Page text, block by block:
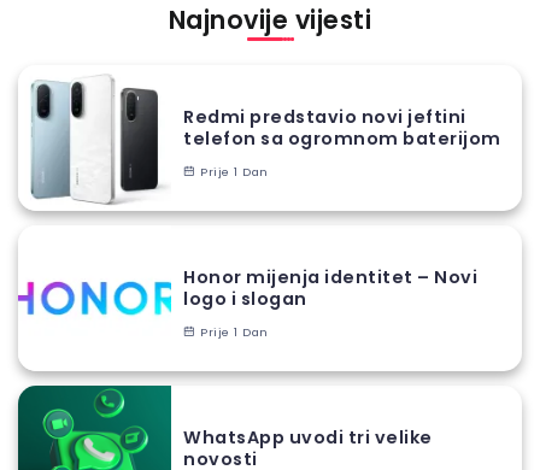
Najnovije vijesti
Redmi predstavio novi jeftini
telefon sa ogromnom baterijom
Prije 1 Dan
Honor mijenja identitet – Novi
logo i slogan
Prije 1 Dan
WhatsApp uvodi tri velike
novosti